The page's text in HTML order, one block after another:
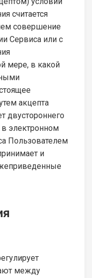
считается
совершение
Сервиса или с
мере, в какой
акцепта
двустороннего
в электронном
Пользователем
и
между